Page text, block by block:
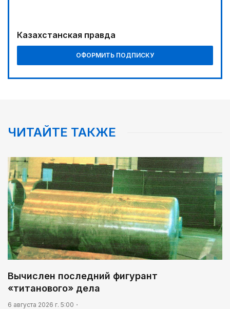
Наш десант на Dota 2, Phygital Football и Phygital
Shooter
05:00
Вычислен последний фигурант «титанового»
Казахстанская правда
ОФОРМИТЬ ПОДПИСКУ
ЧИТАЙТЕ ТАКЖЕ
Вычислен последний фигурант
«титанового» дела
6 августа 2026 г. 5:00